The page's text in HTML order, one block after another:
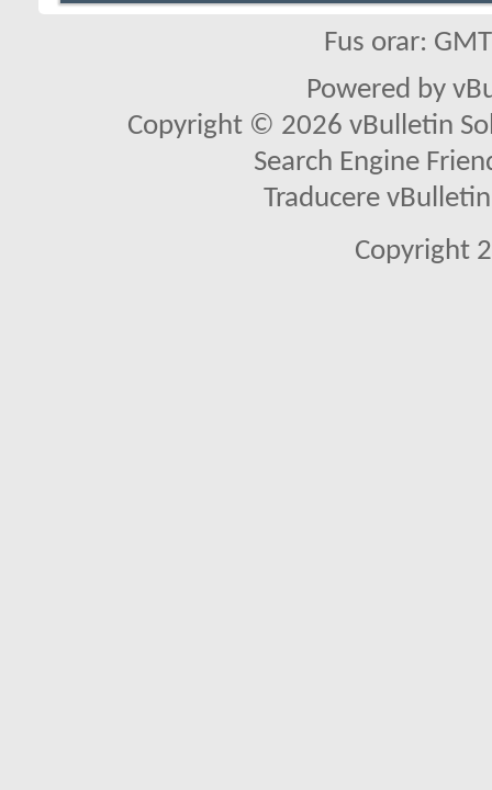
Fus orar:
Powered by
Copyright © 2026 vBulletin
Search Engine
Traducere
Copyright